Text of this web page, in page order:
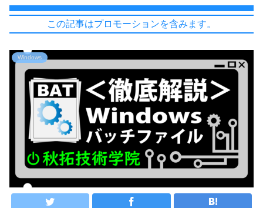
この記事はプロモーションを含みます。
Windows